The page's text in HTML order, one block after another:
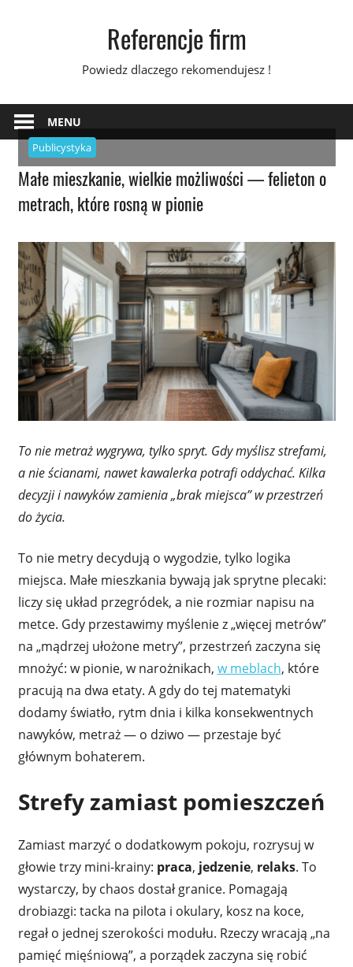
Referencje firm
Powiedz dlaczego rekomendujesz !
MENU
Publicystyka
Małe mieszkanie, wielkie możliwości — felieton o
metrach, które rosną w pionie
To nie metraż wygrywa, tylko spryt. Gdy myślisz strefami,
a nie ścianami, nawet kawalerka potrafi oddychać. Kilka
decyzji i nawyków zamienia „brak miejsca” w przestrzeń
do życia.
To nie metry decydują o wygodzie, tylko logika
miejsca. Małe mieszkania bywają jak sprytne plecaki:
liczy się układ przegródek, a nie rozmiar napisu na
metce. Gdy przestawimy myślenie z „więcej metrów”
na „mądrzej ułożone metry”, przestrzeń zaczyna się
mnożyć: w pionie, w narożnikach, w meblach, które
pracują na dwa etaty. A gdy do tej matematyki
dodamy światło, rytm dnia i kilka konsekwentnych
nawyków, metraż — o dziwo — przestaje być
głównym bohaterem.
Strefy zamiast pomieszczeń
Zamiast marzyć o dodatkowym pokoju, rozrysuj w
głowie trzy mini-krainy: praca, jedzenie, relaks. To
wystarczy, by chaos dostał granice. Pomagają
drobiazgi: tacka na pilota i okulary, kosz na koce,
regał o jednej szerokości modułu. Rzeczy wracają „na
pamięć mięśniową”, a porządek zaczyna się robić